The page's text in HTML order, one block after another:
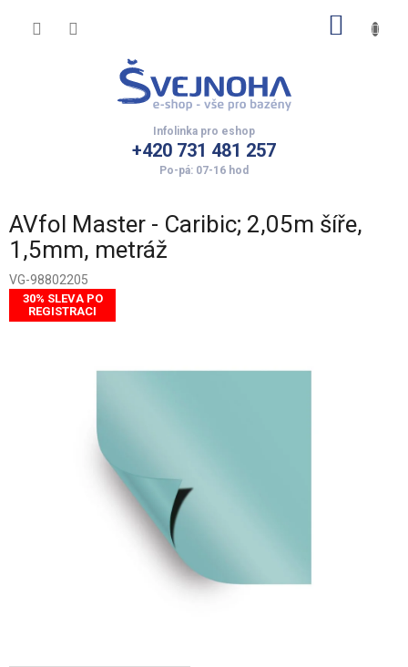
+420 731 481 257
AVfol Master - Caribic; 2,05m šíře,
1,5mm, metráž
VG-98802205
30% SLEVA PO
REGISTRACI